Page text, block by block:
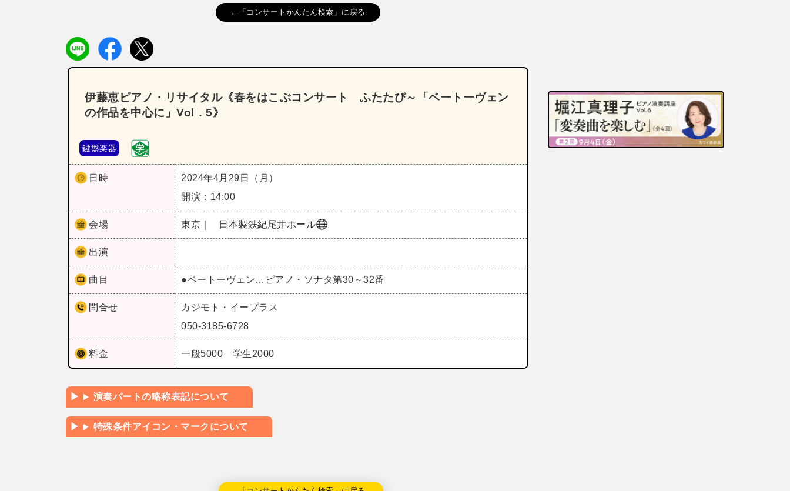
←「コンサートかんたん検索」に戻る
伊藤恵ピアノ・リサイタル《春をはこぶコンサート ふたたび～「ベートーヴェン
の作品を中心に」Vol．5》
鍵盤楽器
日時
2024年4月29日（月）
開演：14:00
会場 東京｜ 日本製鉄紀尾井ホール
出演
曲目 ●ベートーヴェン…ピアノ・ソナタ第30～32番
問合せ
カジモト・イープラス
050-3185-6728
料金 一般5000 学生2000
演奏パートの略称表記について
特殊条件アイコン・マークについて